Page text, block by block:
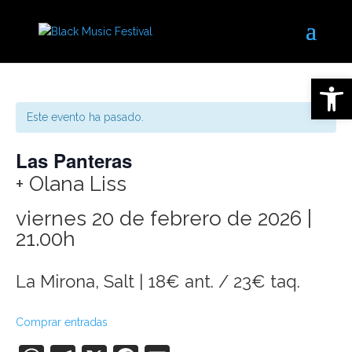
Este evento ha pasado.
Las Panteras
+ Olana Liss
viernes 20 de febrero de 2026 |
21.00h
La Mirona, Salt | 18€ ant. / 23€ taq.
Comprar entradas
Abrir